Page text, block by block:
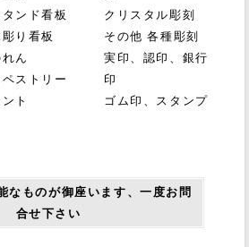
タンド看板
り看板
ん
ペストリー
ト
クリスタル彫刻
その他 各種彫刻
実印、認印、銀行
印
ゴム印、スタンプ
なものが御座います、一度お問
合せ下さい